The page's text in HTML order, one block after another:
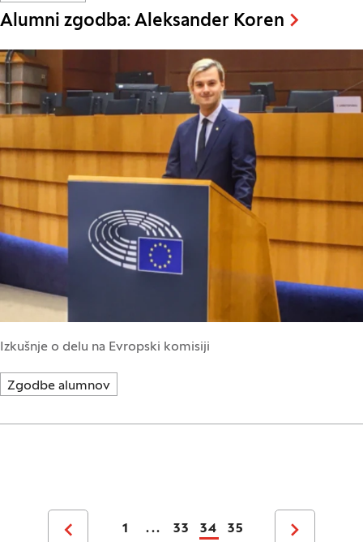
Alumni zgodba: Aleksander Koren
Izkušnje o delu na Evropski komisiji
Zgodbe alumnov
Prejšnja stran
1 ... 33 34 35 Naslednja stran